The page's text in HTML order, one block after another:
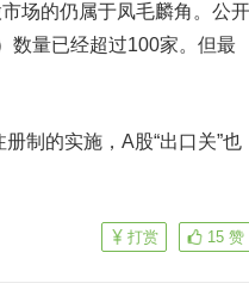
场的仍属于凤毛麟角。公开
数量已经超过100家。但最
制的实施，A股“出口关”也
15 赞
打赏